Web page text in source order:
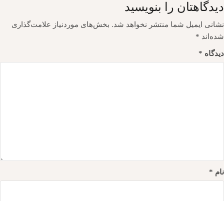
دیدگاهتان را بنویسید
نشانی ایمیل شما منتشر نخواهد شد. بخش‌های موردنیاز علامت‌گذاری
شده‌اند *
دیدگاه *
نام *